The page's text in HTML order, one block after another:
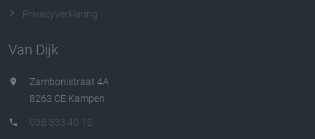
Privacyverklaring
Van Dijk
Zambonistraat 4A
8263 CE Kampen
038 333 40 15